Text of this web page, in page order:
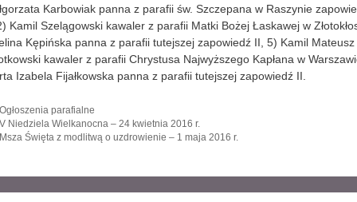
Karbowiak panna z parafii św. Szczepana w Raszynie
Kamil Szelągowski kawaler z parafii Matki Bożej Łaskawej w
Kępińska panna z parafii tutejszej zapowiedź II, 5) Kamil Mateusz
kawaler z parafii Chrystusa Najwyższego Kapłana w
Izabela Fijałkowska panna z parafii tutejszej zapowiedź II.
K
a
t
o
r
Ogłoszenia parafialne
V Niedziela Wielkanocna – 24 kwietnia 2016 r.
Msza Święta z modlitwą o uzdrowienie – 1 maja 2016 r.